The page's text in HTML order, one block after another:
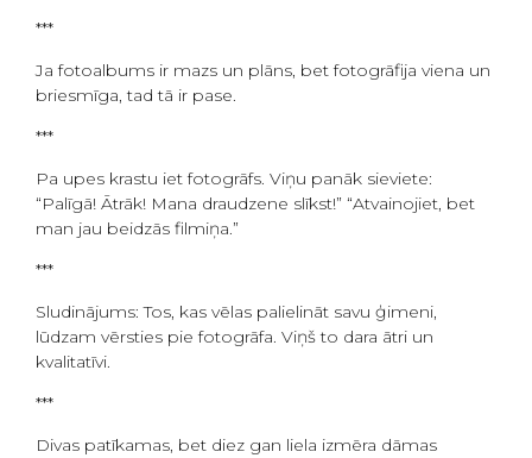
***
Ja fotoalbums ir mazs un plāns, bet fotogrāfija viena un
briesmīga, tad tā ir pase.
***
Pa upes krastu iet fotogrāfs. Viņu panāk sieviete:
“Palīgā! Ātrāk! Mana draudzene slīkst!” “Atvainojiet, bet
man jau beidzās filmiņa.”
***
Sludinājums: Tos, kas vēlas palielināt savu ģimeni,
lūdzam vērsties pie fotogrāfa. Viņš to dara ātri un
kvalitatīvi.
***
Divas patīkamas, bet diez gan liela izmēra dāmas